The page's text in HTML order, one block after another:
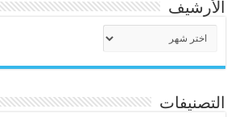
الأرشيف
التصنيفات